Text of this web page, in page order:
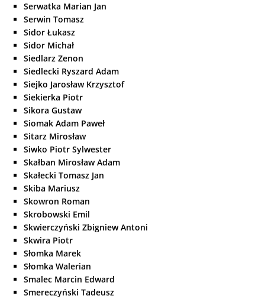
Serwatka Marian Jan
Serwin Tomasz
Sidor Łukasz
Sidor Michał
Siedlarz Zenon
Siedlecki Ryszard Adam
Siejko Jarosław Krzysztof
Siekierka Piotr
Sikora Gustaw
Siomak Adam Paweł
Sitarz Mirosław
Siwko Piotr Sylwester
Skałban Mirosław Adam
Skałecki Tomasz Jan
Skiba Mariusz
Skowron Roman
Skrobowski Emil
Skwierczyński Zbigniew Antoni
Skwira Piotr
Słomka Marek
Słomka Walerian
Smalec Marcin Edward
Smereczyński Tadeusz